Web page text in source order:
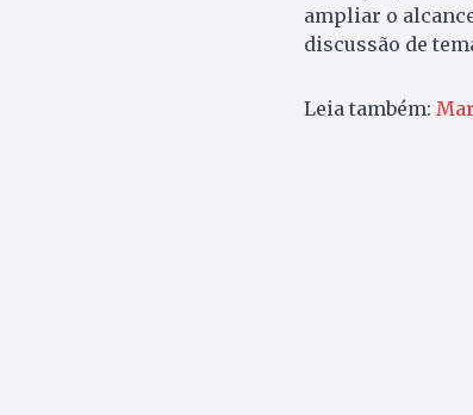
ampliar o
discussão de
Leia também: